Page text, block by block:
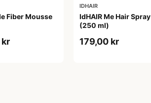
Fiber Mousse
kr
IDHAIR
IdHAIR Me Hair Spray
(250 ml)
179,00 kr